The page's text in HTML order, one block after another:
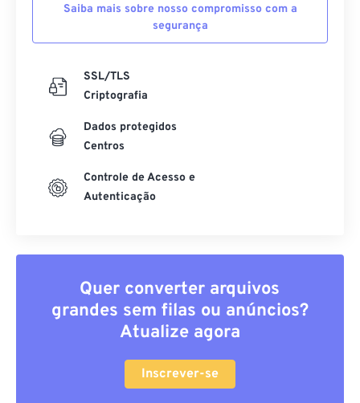
Saiba mais sobre nosso compromisso com a
segurança
SSL/TLS
Criptografia
Dados protegidos
Centros
Controle de Acesso e
Autenticação
Quer converter arquivos
grandes sem filas ou anúncios?
Atualize agora
Inscrever-se